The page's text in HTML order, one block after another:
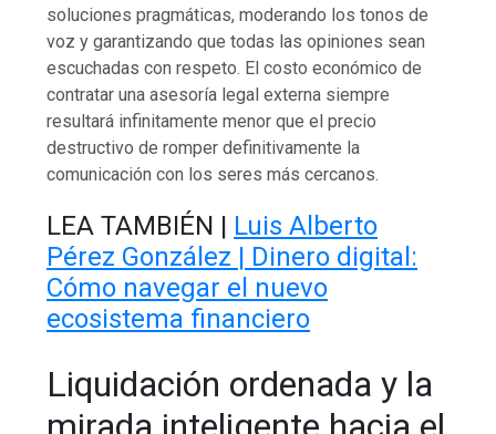
soluciones pragmáticas, moderando los tonos de
voz y garantizando que todas las opiniones sean
escuchadas con respeto. El costo económico de
contratar una asesoría legal externa siempre
resultará infinitamente menor que el precio
destructivo de romper definitivamente la
comunicación con los seres más cercanos.
LEA TAMBIÉN | Luis Alberto
Pérez González | Dinero digital:
Cómo navegar el nuevo
ecosistema financiero
Liquidación ordenada y la